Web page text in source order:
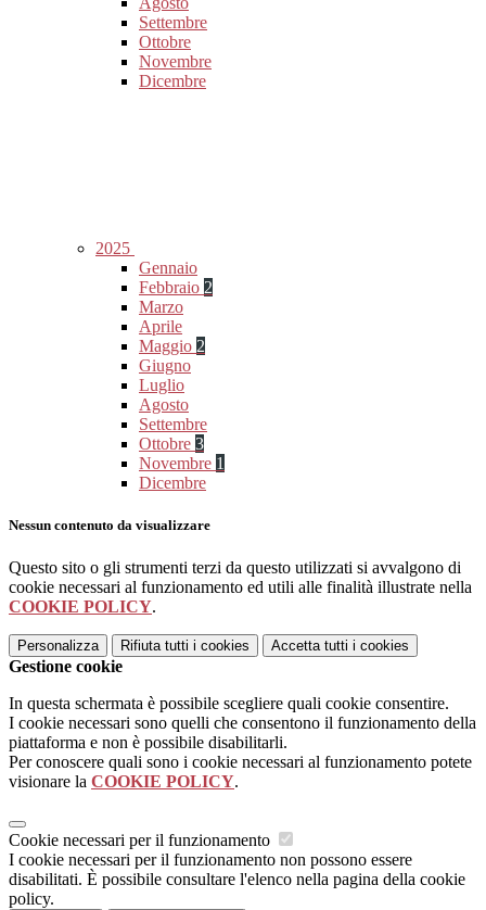
Settembre
Ottobre
Novembre
Dicembre
2025
Gennaio
Febbraio 2
Marzo
Aprile
Maggio 2
Giugno
Luglio
Agosto
Settembre
Ottobre 3
Novembre 1
Dicembre
Nessun contenuto da visualizzare
Questo sito o gli strumenti terzi da questo utilizzati si avvalgono di
cookie necessari al funzionamento ed utili alle finalità illustrate nella
COOKIE POLICY.
Personalizza Rifiuta tutti i cookies Accetta tutti i cookies
Gestione cookie
In questa schermata è possibile scegliere quali cookie consentire.
I cookie necessari sono quelli che consentono il funzionamento della
piattaforma e non è possibile disabilitarli.
Per conoscere quali sono i cookie necessari al funzionamento potete
visionare la COOKIE POLICY.
Cookie necessari per il funzionamento
I cookie necessari per il funzionamento non possono essere
disabilitati. È possibile consultare l'elenco nella pagina della cookie
policy.